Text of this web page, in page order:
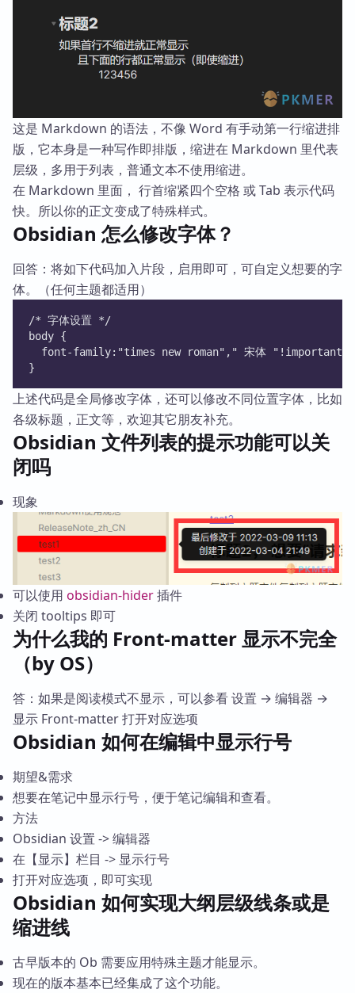
这是 Markdown 的语法，不像 Word 有手动第一行缩进排
版，它本身是一种写作即排版，缩进在 Markdown 里代表
层级，多用于列表，普通文本不使用缩进。
在 Markdown 里面， 行首缩紧四个空格 或 Tab 表示代码
快。所以你的正文变成了特殊样式。
Obsidian 怎么修改字体？
回答：将如下代码加入片段，启用即可，可自定义想要的字
体。（任何主题都适用）
/* 字体设置 */
body {
font-family:"times new roman"," 宋体 "!important;
}
上述代码是全局修改字体，还可以修改不同位置字体，比如
各级标题，正文等，欢迎其它朋友补充。
Obsidian 文件列表的提示功能可以关
闭吗
现象
可以使用 obsidian-hider插件
关闭 tooltips 即可
为什么我的 Front-matter 显示不完全
（by OS）
答：如果是阅读模式不显示，可以参看 设置 → 编辑器 →
显示 Front-matter 打开对应选项
Obsidian 如何在编辑中显示行号
期望&需求
想要在笔记中显示行号，便于笔记编辑和查看。
方法
Obsidian 设置 -> 编辑器
在【显示】栏目 -> 显示行号
打开对应选项，即可实现
Obsidian 如何实现大纲层级线条或是
缩进线
古早版本的 Ob 需要应用特殊主题才能显示。
现在的版本基本已经集成了这个功能。